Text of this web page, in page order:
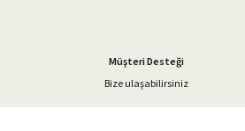
Gönder
Müşteri Desteği
Bize ulaşabilirsiniz